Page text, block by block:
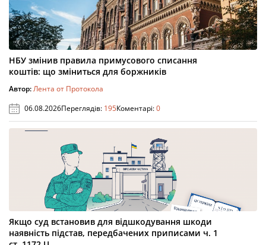
НБУ змінив правила примусового списання
коштів: що зміниться для боржників
Автор:Лента от Протокола
06.08.2026Переглядів: 195Коментарі:0
Якщо суд встановив для відшкодування шкоди
наявність підстав, передбачених приписами ч. 1